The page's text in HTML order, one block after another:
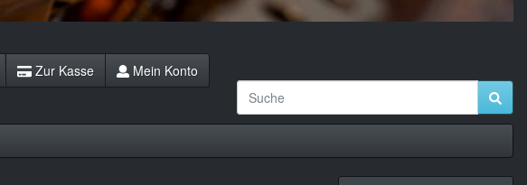
Zur Kasse Mein Konto